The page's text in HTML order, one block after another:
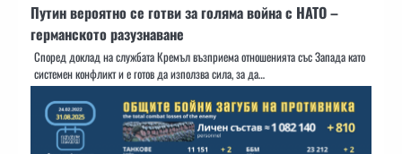
Путин вероятно се готви за голяма война с НАТО –
германското разузнаване
Според доклад на службата Кремъл възприема отношенията със Запада като
системен конфликт и е готов да използва сила, за да…